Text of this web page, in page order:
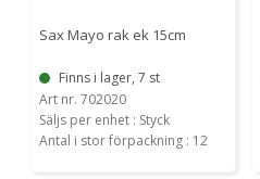
Sax Mayo rak ek 15cm
Finns i lager, 7 st
Art nr. 702020
Säljs per enhet : Styck
Antal i stor förpackning : 12